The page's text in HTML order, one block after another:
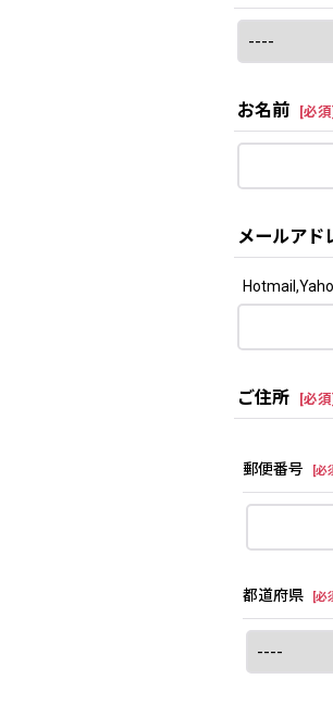
お名前 [必須]
メールアド
ご住所 [必須]
郵便番号 必
都道府県 必